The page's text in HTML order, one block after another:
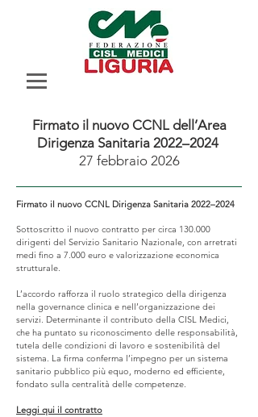
Firmato il nuovo CCNL dell’Area
Dirigenza Sanitaria 2022–2024
27 febbraio 2026
Firmato il nuovo CCNL Dirigenza Sanitaria 2022–2024
Sottoscritto il nuovo contratto per circa 130.000
dirigenti del Servizio Sanitario Nazionale, con arretrati
medi fino a 7.000 euro e valorizzazione economica
strutturale.
L’accordo rafforza il ruolo strategico della dirigenza
nella governance clinica e nell’organizzazione dei
servizi. Determinante il contributo della CISL Medici,
che ha puntato su riconoscimento delle responsabilità,
tutela delle condizioni di lavoro e sostenibilità del
sistema. La firma conferma l’impegno per un sistema
sanitario pubblico più equo, moderno ed efficiente,
fondato sulla centralità delle competenze.
Leggi qui il contratto​